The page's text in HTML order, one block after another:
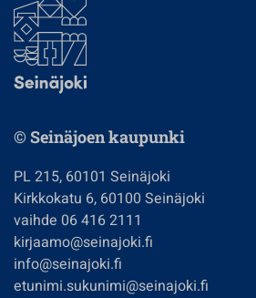
© Seinäjoen kaupunki
PL 215, 60101 Seinäjoki
Kirkkokatu 6, 60100 Seinäjoki
vaihde 06 416 2111
kirjaamo@seinajoki.fi
info@seinajoki.fi
etunimi.sukunimi@seinajoki.fi